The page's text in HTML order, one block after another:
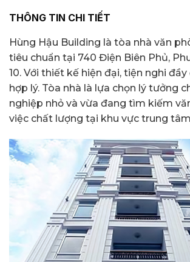
THÔNG TIN CHI TIẾT
Hùng Hậu Building là tòa nhà văn
tiêu chuẩn tại 740 Điện Biên Phủ,
10. Với thiết kế hiện đại, tiện nghi
hợp lý. Tòa nhà là lựa chọn lý tưởng
nghiệp nhỏ và vừa đang tìm kiếm
việc chất lượng tại khu vực trung